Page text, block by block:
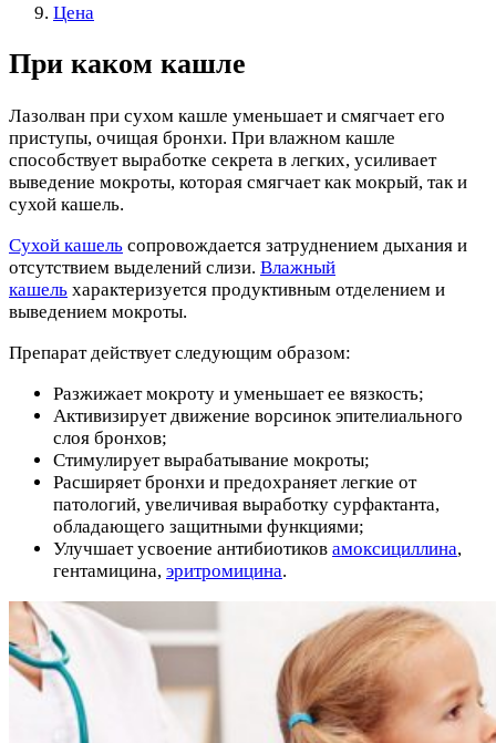
Цена
При каком кашле
Лазолван при сухом кашле уменьшает и смягчает его
приступы, очищая бронхи. При влажном кашле
способствует выработке секрета в легких, усиливает
выведение мокроты, которая смягчает как мокрый, так и
сухой кашель.
Сухой кашель сопровождается затруднением дыхания и
отсутствием выделений слизи. Влажный
кашель характеризуется продуктивным отделением и
выведением мокроты.
Препарат действует следующим образом:
Разжижает мокроту и уменьшает ее вязкость;
Активизирует движение ворсинок эпителиального
слоя бронхов;
Стимулирует вырабатывание мокроты;
Расширяет бронхи и предохраняет легкие от
патологий, увеличивая выработку сурфактанта,
обладающего защитными функциями;
Улучшает усвоение антибиотиков амоксициллина,
гентамицина, эритромицина.